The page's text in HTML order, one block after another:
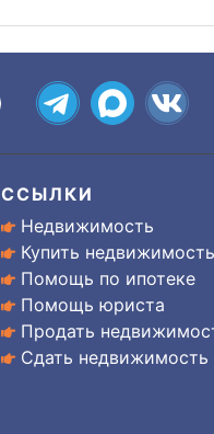
ССЫЛКИ
Недвижимость
Купить недвижимость
Помощь по ипотеке
Помощь юриста
Продать
Сдать недвижимость